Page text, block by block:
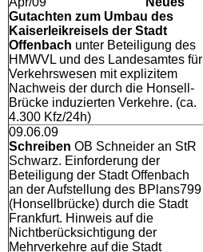
Gutachten zum Umbau des
Kaiserleikreisels der Stadt
Offenbach unter Beteiligung des
HMWVL und des Landesamtes für
Verkehrswesen mit explizitem
Nachweis der durch die Honsell-
Brücke induzierten Verkehre. (ca.
4.300 Kfz/24h)
09.06.09
Schreiben OB Schneider an StR
Schwarz. Einforderung der
Beteiligung der Stadt Offenbach
an der Aufstellung des BPlans799
(Honsellbrücke) durch die Stadt
Frankfurt. Hinweis auf die
Nichtberücksichtigung der
Mehrverkehre auf die Stadt